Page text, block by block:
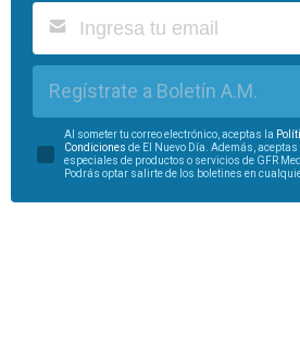
Regístrate a Boletín A.M.
Al someter tu correo electrónico, aceptas la
Condiciones de El Nuevo Día. Además,
especiales de productos o servicios de GFR
Podrás optar salirte de los boletines en